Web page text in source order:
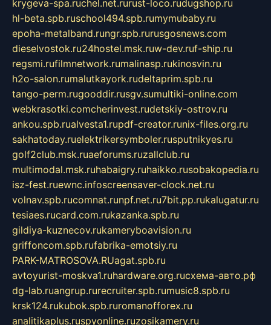
krygeva-spa.ruchel.net.rurust-loco.rudugshop.ru
hl-beta.spb.ruschool494.spb.rumymubaby.ru
epoha-metalband.rungr.spb.rurusgosnews.com
dieselvostok.ru24hostel.msk.ruw-dev.ruf-ship.ru
regsmi.rufilmnetwork.rumalinasp.rukinosvin.ru
h2o-salon.rumalutkayork.rudeltaprim.spb.ru
tango-perm.rugooddir.rusgv.sumultiki-online.com
webkrasotki.comcherinvest.rudetskiy-ostrov.ru
ankou.spb.rualvesta1.rupdf-creator.runix-files.org.ru
sakhatoday.ruelektrikersymboler.rusputnikyes.ru
golf2club.msk.ruaeforums.ruzallclub.ru
multimodal.msk.ruhabaigry.ruhaikko.rusobakopedia.ru
isz-fest.ruewnc.infoscreensaver-clock.net.ru
volnav.spb.rucomnat.runpf.net.ru7bit.pp.rukalugatur.ru
tesiaes.rucard.com.rukazanka.spb.ru
gildiya-kuznecov.rukameryboavision.ru
griffoncom.spb.rufabrika-emotsiy.ru
PARK-MATROSOVA.RUagat.spb.ru
avtoyurist-moskva1.ruhardware.org.ruсхема-авто.рф
dg-lab.ruangrup.rurecruiter.spb.rumusic8.spb.ru
krsk124.rukubok.spb.ruromanofforex.ru
analitikaplus.ruspyonline.ruzosikamery.ru